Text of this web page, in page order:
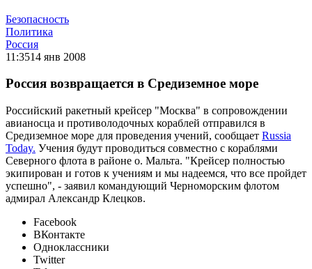
Безопасность
Политика
Россия
11:3514 янв 2008
Россия возвращается в Средиземное море
Российский ракетный крейсер "Москва" в сопровождении
авианосца и противолодочных кораблей отправился в
Средиземное море для проведения учений, сообщает Russia
Today. Учения будут проводиться совместно с кораблями
Северного флота в районе о. Мальта. "Крейсер полностью
экипирован и готов к учениям и мы надеемся, что все пройдет
успешно", - заявил командующий Черноморским флотом
адмирал Александр Клецков.
Facebook
ВКонтакте
Одноклассники
Twitter